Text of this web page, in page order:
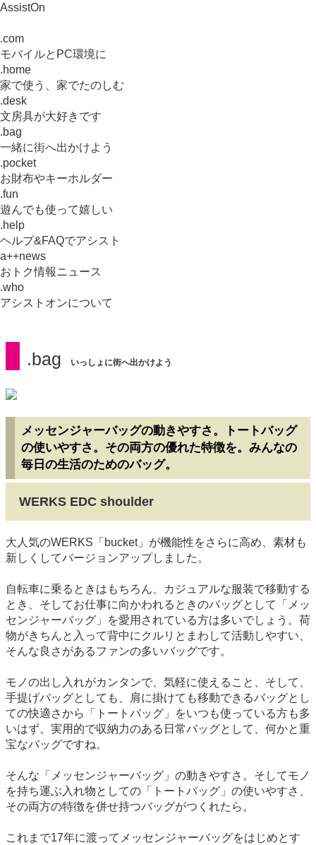
.bag いっしょに街へ出かけよう
メッセンジャーバッグの動きやすさ。トートバッグ
の使いやすさ。その両方の優れた特徴を。みんなの
毎日の生活のためのバッグ。
WERKS EDC shoulder
大人気のWERKS「bucket」が機能性をさらに高め、素材も
新しくしてバージョンアップしました。
自転車に乗るときはもちろん、カジュアルな服装で移動する
とき、そしてお仕事に向かわれるときのバッグとして「メッ
センジャーバッグ」を愛用されている方は多いでしょう。荷
物がきちんと入って背中にクルリとまわして活動しやすい、
そんな良さがあるファンの多いバッグです。
モノの出し入れがカンタンで、気軽に使えること、そして、
手提げバッグとしても、肩に掛けても移動できるバッグとし
ての快適さから「トートバッグ」をいつも使っている方も多
いはず。実用的で収納力のある日常バッグとして、何かと重
宝なバッグですね。
そんな「メッセンジャーバッグ」の動きやすさ。そしてモノ
を持ち運ぶ入れ物としての「トートバッグ」の使いやすさ、
その両方の特徴を併せ持つバッグがつくれたら。
これまで17年に渡ってメッセンジャーバッグをはじめとす
AssistOn
.com
モバイルとPC環境に
.home
家で使う、家でたのしむ
.desk
文房具が大好きです
.bag
一緒に街へ出かけよう
.pocket
お財布やキーホルダー
.fun
遊んでも使って嬉しい
.help
ヘルプ&FAQでアシスト
a++news
おトク情報ニュース
.who
アシストオンについて